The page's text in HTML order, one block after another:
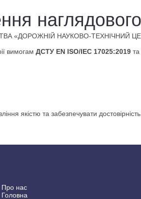
«ДОРОЖНІЙ НАУКОВО-ТЕХНІЧНИЙ
вимогам ДСТУ EN ISO/IEC 17025:2019
якістю та забезпечувати
Про нас
Головна